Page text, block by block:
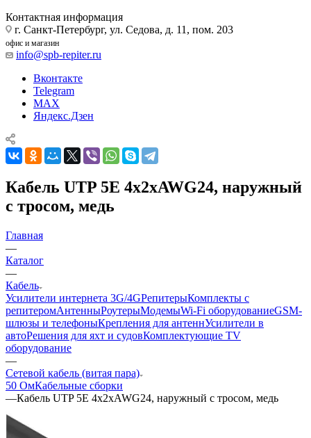
Контактная информация
г. Санкт-Петербург, ул. Седова, д. 11, пом. 203
офис и магазин
info@spb-repiter.ru
Вконтакте
Telegram
MAX
Яндекс.Дзен
Кабель UTP 5E 4x2xAWG24, наружный
с тросом, медь
Главная
—
Каталог
—
Кабель
Усилители интернета 3G/4GРепитерыКомплекты с
репитеромАнтенныРоутерыМодемыWi-Fi оборудованиеGSM-
шлюзы и телефоныКрепления для антеннУсилители в
автоРешения для яхт и судовКомплектующие TV
оборудование
—
Сетевой кабель (витая пара)
50 ОмКабельные сборки
—Кабель UTP 5E 4x2xAWG24, наружный с тросом, медь